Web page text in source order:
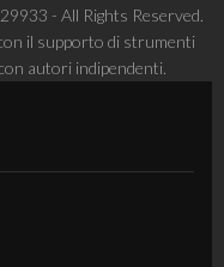
- All Rights Reserved.
il supporto di strumenti
autori indipendenti.